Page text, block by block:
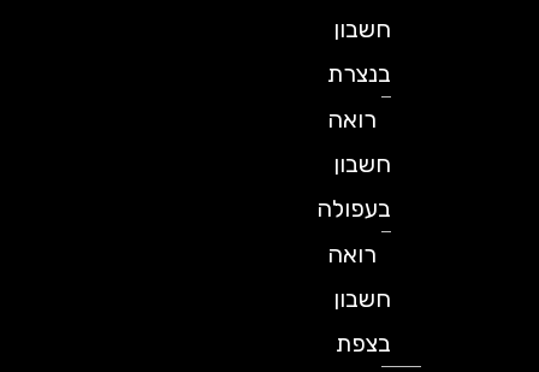
חשבון
בנצרת
רואה
חשבון
בעפולה
רואה
חשבון
בצפת